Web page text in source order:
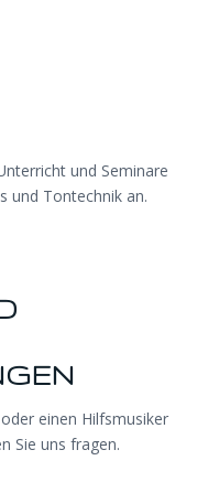
und Seminare
und Tontechnik an.
einen Hilfsmusiker
Sie uns fragen.